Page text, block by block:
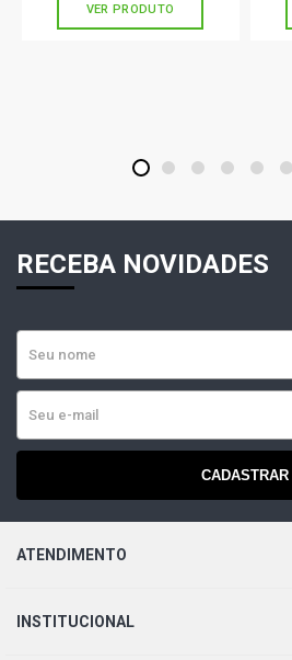
VER PRODUTO
1 2 3 4 5 6
RECEBA NOVIDADES
CADASTRAR
ATENDIMENTO
INSTITUCIONAL